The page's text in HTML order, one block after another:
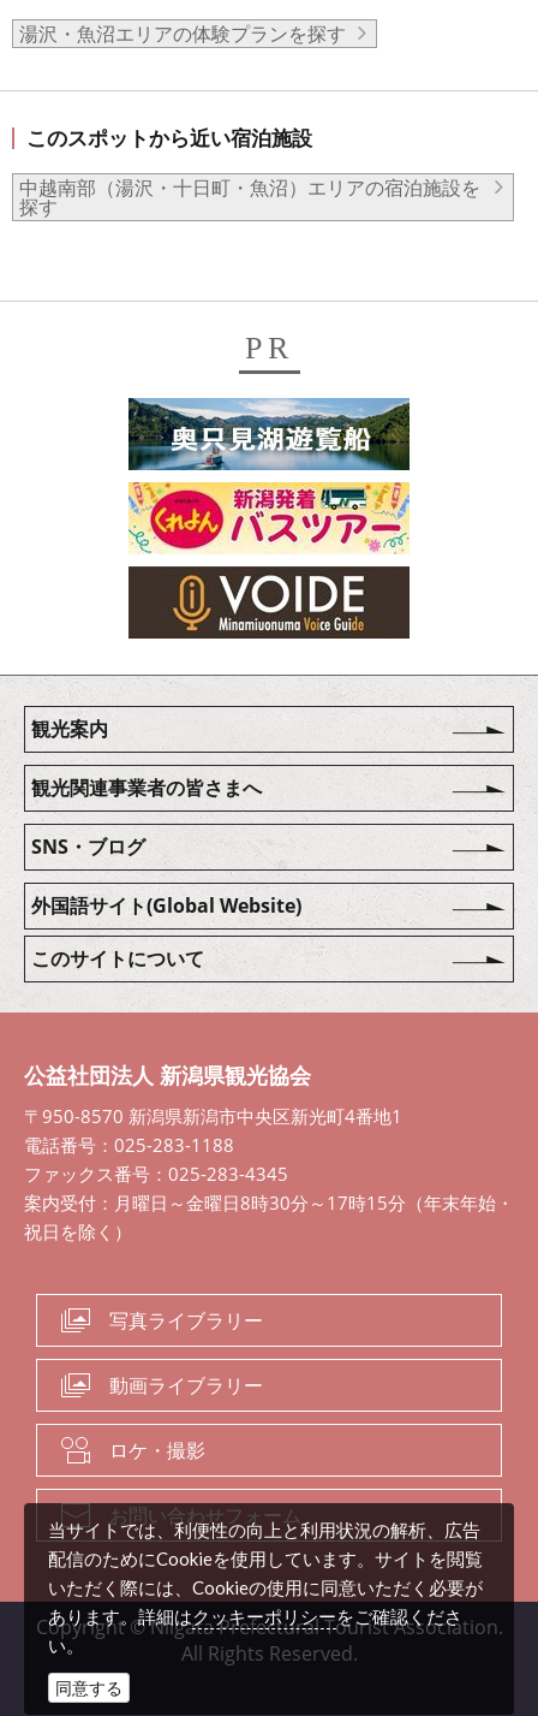
湯沢・魚沼エリアの体験プランを探す
このスポットから近い宿泊施設
中越南部（湯沢・十日町・魚沼）エリアの宿泊施設を
探す
PR
観光案内
観光関連事業者の皆さまへ
SNS・ブログ
外国語サイト(Global Website)
このサイトについて
公益社団法人 新潟県観光協会
〒950-8570 新潟県新潟市中央区新光町4番地1
電話番号：025-283-1188
ファックス番号：025-283-4345
案内受付：月曜日～金曜日8時30分～17時15分（年末年始・
祝日を除く）
写真ライブラリー
動画ライブラリー
ロケ・撮影
お問い合わせフォーム
Copyright © Niigata Prefectural Tourist Association.
All Rights Reserved.
当サイトでは、利便性の向上と利用状況の解析、広告
配信のためにCookieを使用しています。サイトを閲覧
いただく際には、Cookieの使用に同意いただく必要が
あります。詳細はクッキーポリシーをご確認くださ
い。
同意する